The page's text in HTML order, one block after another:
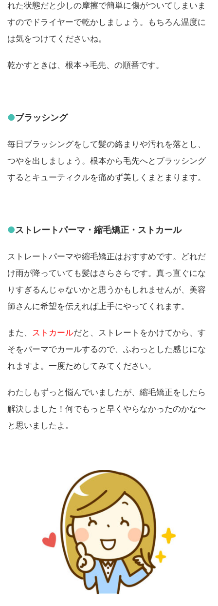
れた状態だと少しの摩擦で簡単に傷がついてしまいま
すのでドライヤーで乾かしましょう。もちろん温度に
は気をつけてくださいね。
乾かすときは、根本→毛先、の順番です。
●ブラッシング
毎日ブラッシングをして髪の絡まりや汚れを落とし、
つやを出しましょう。根本から毛先へとブラッシング
するとキューティクルを痛めず美しくまとまります。
●ストレートパーマ・縮毛矯正・ストカール
ストレートパーマや縮毛矯正はおすすめです。どれだ
け雨が降っていても髪はさらさらです。真っ直ぐにな
りすぎるんじゃないかと思うかもしれませんが、美容
師さんに希望を伝えれば上手にやってくれます。
また、 ストカールだと、ストレートをかけてから、す
そをパーマでカールするので、ふわっとした感じにな
れますよ。一度ためしてみてください。
わたしもずっと悩んでいましたが、縮毛矯正をしたら
解決しました！何でもっと早くやらなかったのかな〜
と思いましたよ。